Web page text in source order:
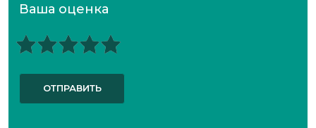
Ваша оценка
ОТПРАВИТЬ